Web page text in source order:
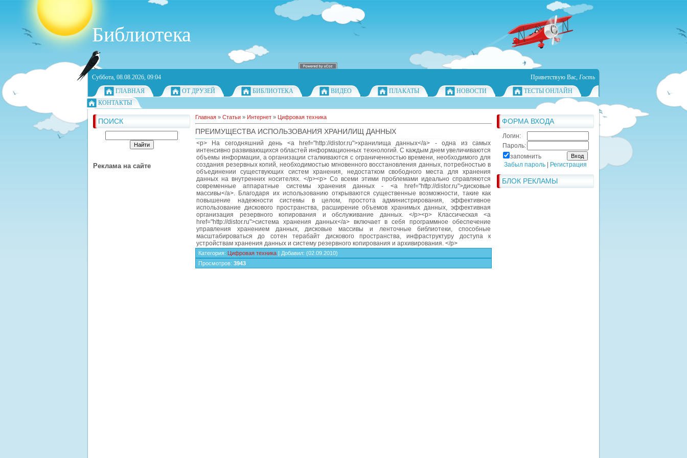
Библиотека
Суббота, 08.08.2026, 09:04 Приветствую Вас, Гость
ГЛАВНАЯ
ОТ ДРУЗЕЙ БИБЛИОТЕКА ВИДЕО ПЛАКАТЫ НОВОСТИ
ТЕСТЫ ОНЛАЙН
КОНТАКТЫ
ПОИСК
Реклама на сайте
ФОРМА ВХОДА
Логин:
Пароль:
запомнить
Забыл пароль
Регистрация
БЛОК РЕКЛАМЫ
Главная » Статьи » Интернет » Цифровая техника
ПРЕИМУЩЕСТВА ИСПОЛЬЗОВАНИЯ ХРАНИЛИЩ ДАННЫХ
<p> На сегодняшний день <a href="http://distor.ru">хранилища данных</a> - одна из самых
интенсивно развивающихся областей информационных технологий. С каждым днем увеличиваются
объемы информации, а организации сталкиваются с ограниченностью времени, необходимого для
создания резервных копий, необходимостью мгновенного восстановления данных, потребностью в
объединении существующих систем хранения, недостатком свободного места для хранения
данных на внутренних носителях. </p><p> Со всеми этими проблемами идеально справляются
современные аппаратные системы хранения данных - <a href="http://distor.ru">дисковые
массивы</a>. Благодаря их использованию открываются существенные возможности, такие как
повышение надежности системы в целом, простота администрирования, эффективное
использование дискового пространства, расширение объемов хранимых данных, эффективная
организация резервного копирования и обслуживание данных. </p><p> Классическая <a
href="http://distor.ru">система хранения данных</a> включает в себя программное обеспечение
управления хранением данных, дисковые массивы и ленточные библиотеки, способные
масштабироваться до сотен терабайт дискового пространства, инфраструктуру доступа к
устройствам хранения данных и систему резервного копирования и архивирования. </p>
Категория: Цифровая техника | Добавил: (02.09.2010)
Просмотров: 3943